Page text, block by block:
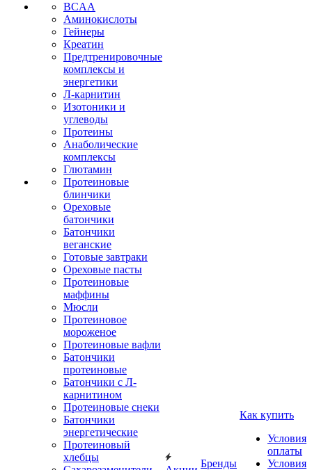
BCAA
Аминокислоты
Гейнеры
Креатин
Предтренировочные
комплексы и
энергетики
Л-карнитин
Изотоники и
углеводы
Протеины
Анаболические
комплексы
Глютамин
Протеиновые
блинчики
Ореховые
батончики
Батончики
веганские
Готовые завтраки
Ореховые пасты
Протеиновые
маффины
Мюсли
Протеиновое
мороженое
Протеиновые вафли
Батончики
протеиновые
Батончики с Л-
карнитином
Протеиновые снеки
Батончики
энергетические
Протеиновый
хлебцы
Бренды
Как купить
Условия
оплаты
Условия